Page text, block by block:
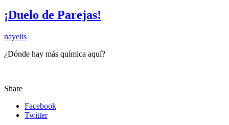
¡Duelo de Parejas!
nayelis
¿Dónde hay más química aquí?
Share
Facebook
Twitter